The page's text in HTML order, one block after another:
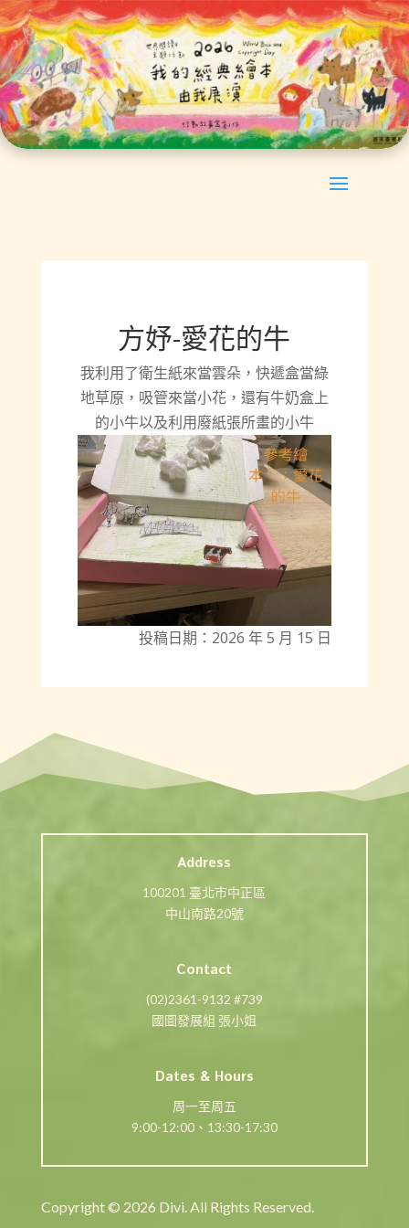
方妤-愛花的牛
我利用了衛生紙來當雲朵，快遞盒當綠
地草原，吸管來當小花，還有牛奶盒上
的小牛以及利用廢紙張所畫的小牛
投稿日期：2026 年 5 月 15 日
Address
100201 臺北市中正區
中山南路20號
Contact
(02)2361-9132 #739
國圖發展組 張小姐
Dates & Hours
周一至周五
9:00-12:00、13:30-17:30
Copyright © 2026 Divi. All Rights Reserved.